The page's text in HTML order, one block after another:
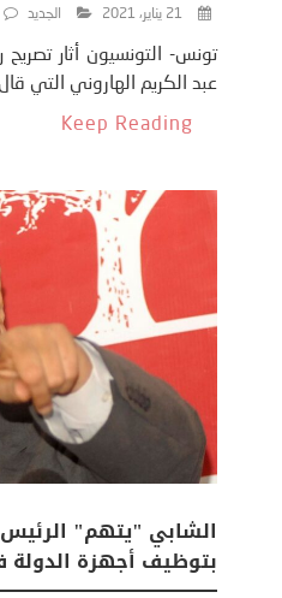
21 يناير، 2021 الجديد
تونس- التونسيون أثار
عبد الكريم الهاروني التي
Keep Reading
الشابي "يتهم"
بتوظيف أجهزة